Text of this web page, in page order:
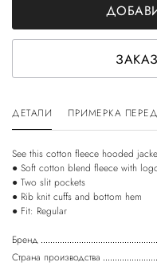
ДЕТАЛИ ПРИМЕРКА
See this cotton fleece hooded
● Soft cotton blend fleece with
● Two slit pockets
● Rib knit cuffs and bottom hem
● Fit: Regular
Бренд
Страна производства